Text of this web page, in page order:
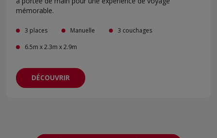
mémorable.
3 places Manuelle
3 couchages
6.5m x 2.3m x 2.9m
DÉCOUVRIR